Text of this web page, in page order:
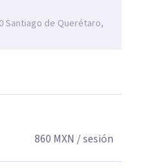
Santiago de Querétaro,
860 MXN / sesión